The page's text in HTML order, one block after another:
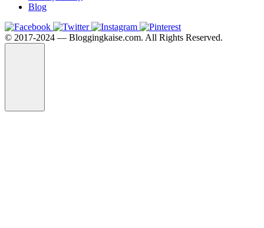
Blog
©️ 2017-2024 — Bloggingkaise.com. All Rights Reserved.